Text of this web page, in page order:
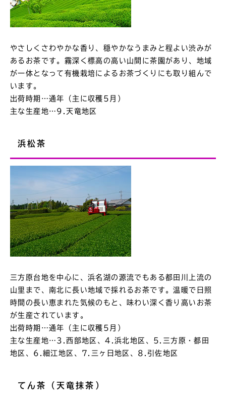
やさしくさわやかな香り、穏やかなうまみと程よい渋みが
あるお茶です。霧深く標高の高い山間に茶園があり、地域
が一体となって有機栽培によるお茶づくりにも取り組んで
います。
出荷時期…通年（主に収穫5月）
主な生産地…9.天竜地区
浜松茶
三方原台地を中心に、浜名湖の源流でもある都田川上流の
山里まで、南北に長い地域で採れるお茶です。温暖で日照
時間の長い恵まれた気候のもと、味わい深く香り高いお茶
が生産されています。
出荷時期…通年（主に収穫5月）
主な生産地…3.西部地区、4.浜北地区、5.三方原・都田
地区、6.細江地区、7.三ヶ日地区、8.引佐地区
てん茶（天竜抹茶）